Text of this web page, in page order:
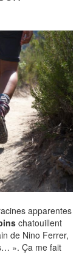
apparentes
chatouillent
de Nino Ferrer,
». Ça me fait